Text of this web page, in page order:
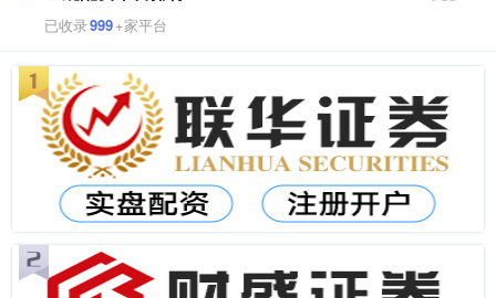
已收录999+家平台